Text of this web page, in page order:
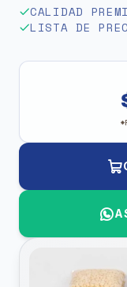
CALIDAD
LISTA DE